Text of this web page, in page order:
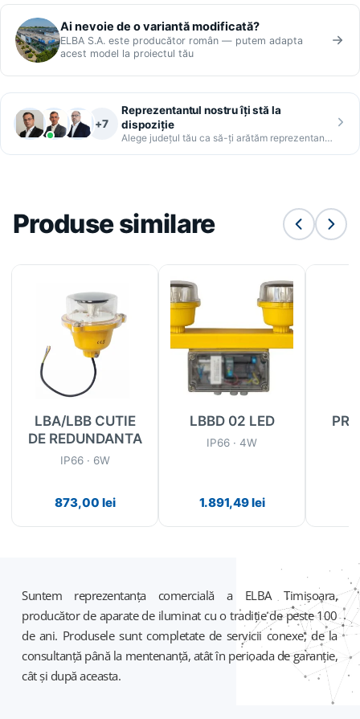
Ai nevoie de o variantă modificată?
ELBA S.A. este producător român — putem adapta
acest model la proiectul tău
+7
Reprezentantul nostru îți stă la
dispoziție
Alege județul tău ca să-ți arătăm reprezentantul
Produse similare
LBA/LBB CUTIE
DE REDUNDANTA
IP66 · 6W
873,00 lei
LBBD 02 LED
IP66 · 4W
1.891,49lei
Suntem reprezentanța comercială a ELBA Timișoara,
producător de aparate de iluminat cu o tradiție de peste 100
de ani. Produsele sunt completate de servicii conexe, de la
consultanță până la mentenanță, atât în perioada de garanție,
cât și după aceasta.